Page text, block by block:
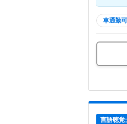
車通勤可
言語聴覚